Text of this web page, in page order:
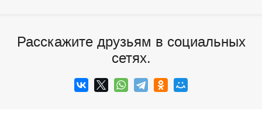
Расскажите друзьям в социальных
сетях.